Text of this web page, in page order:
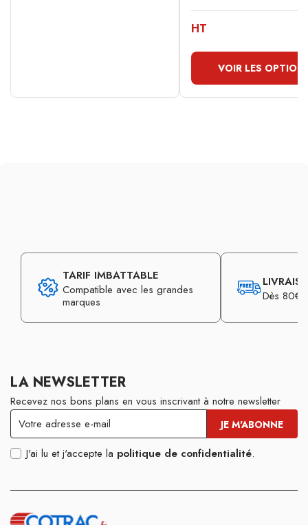
HT
VOIR LES
TARIF IMBATTABLE
Compatible avec les grandes
marques
Dès 80€
LA NEWSLETTER
Recevez nos bons plans en vous inscrivant à notre newsletter
J'ai lu et j'accepte la politique de confidentialité.